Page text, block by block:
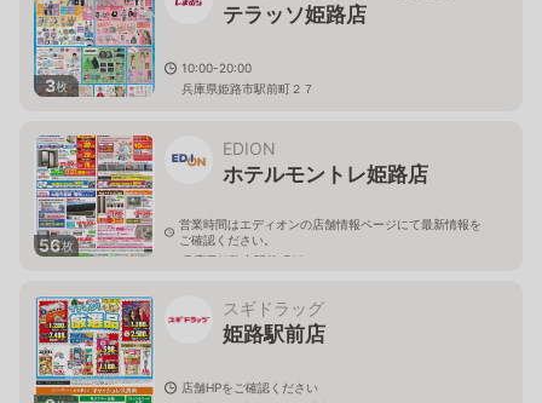
3枚
テラッソ姫路店
10:00-20:00
兵庫県姫路市駅前町２７
56枚
EDION
ホテルモントレ姫路店
営業時間はエディオンの店舗情報ページにて最新情報を
ご確認ください。
兵庫県姫路市駅前町60
スギドラッグ
姫路駅前店
店舗HPをご確認ください